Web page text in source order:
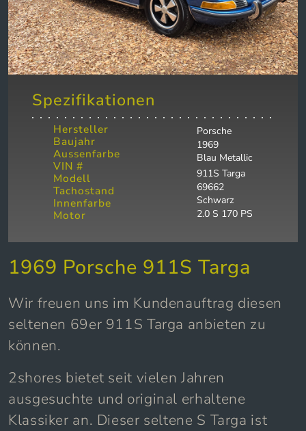
Spezifikationen
Hersteller
Baujahr
Aussenfarbe
VIN #
Modell
Tachostand
Innenfarbe
Motor
Porsche
1969
Blau Metallic
911S Targa
69662
Schwarz
2.0 S 170 PS
1969 Porsche 911S Targa
Wir freuen uns im Kundenauftrag diesen
seltenen 69er 911S Targa anbieten zu
können.
2shores bietet seit vielen Jahren
ausgesuchte und original erhaltene
Klassiker an. Dieser seltene S Targa ist